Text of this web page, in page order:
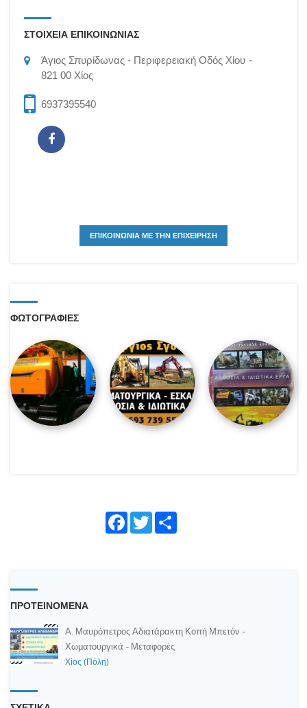
ΣΤΟΙΧΕΙΑ ΕΠΙΚΟΙΝΩΝΙΑΣ
Άγιος Σπυρίδωνας
Περιφερειακή Οδός Χίου
821 00 Χίος
6937395540
ΕΠΙΚΟΙΝΩΝΙΑ ΜΕ ΤΗΝ ΕΠΙΧΕΙΡΗΣΗ
ΦΩΤΟΓΡΑΦΙΕΣ
Face Twitte
ΠΡΟΤΕΙΝΟΜΕΝΑ
Α. Μαυρόπετρος Αδιατάρακτη Κοπή Μπετόν -
Χωματουργικά - Μεταφορές
Χίος (Πόλη)